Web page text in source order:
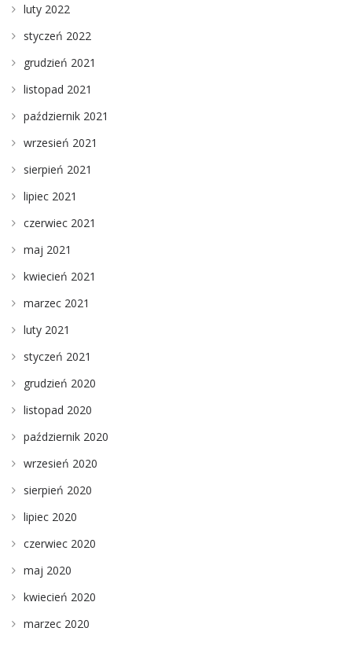
luty 2022
styczeń 2022
grudzień 2021
listopad 2021
październik 2021
wrzesień 2021
sierpień 2021
lipiec 2021
czerwiec 2021
maj 2021
kwiecień 2021
marzec 2021
luty 2021
styczeń 2021
grudzień 2020
listopad 2020
październik 2020
wrzesień 2020
sierpień 2020
lipiec 2020
czerwiec 2020
maj 2020
kwiecień 2020
marzec 2020